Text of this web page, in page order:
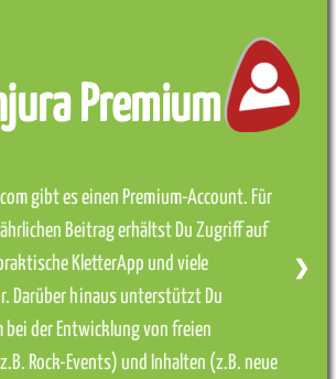
Premium
gibt es einen Premium-Account. Für
Beitrag erhältst Du Zugriff auf
KletterApp und viele
Darüber hinaus unterstützt Du
bei der Entwicklung von freien
Rock-Events) und Inhalten (z.B. neue
❯